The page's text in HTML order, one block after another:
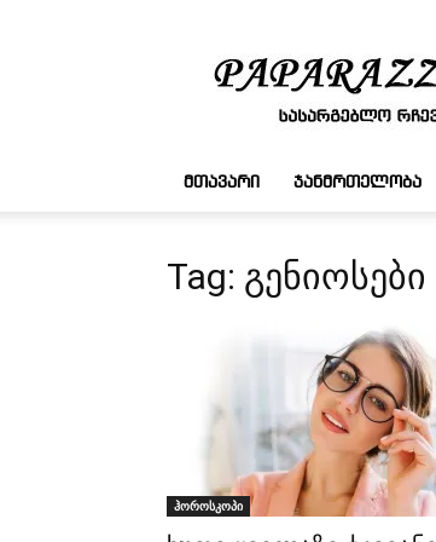
რჩევები
ᲛᲗᲐᲕᲐᲠᲘ ᲯᲐᲜᲛᲠᲗᲔᲚᲝᲑᲐ
Tag: გენიოსები
ჰოროსკოპი